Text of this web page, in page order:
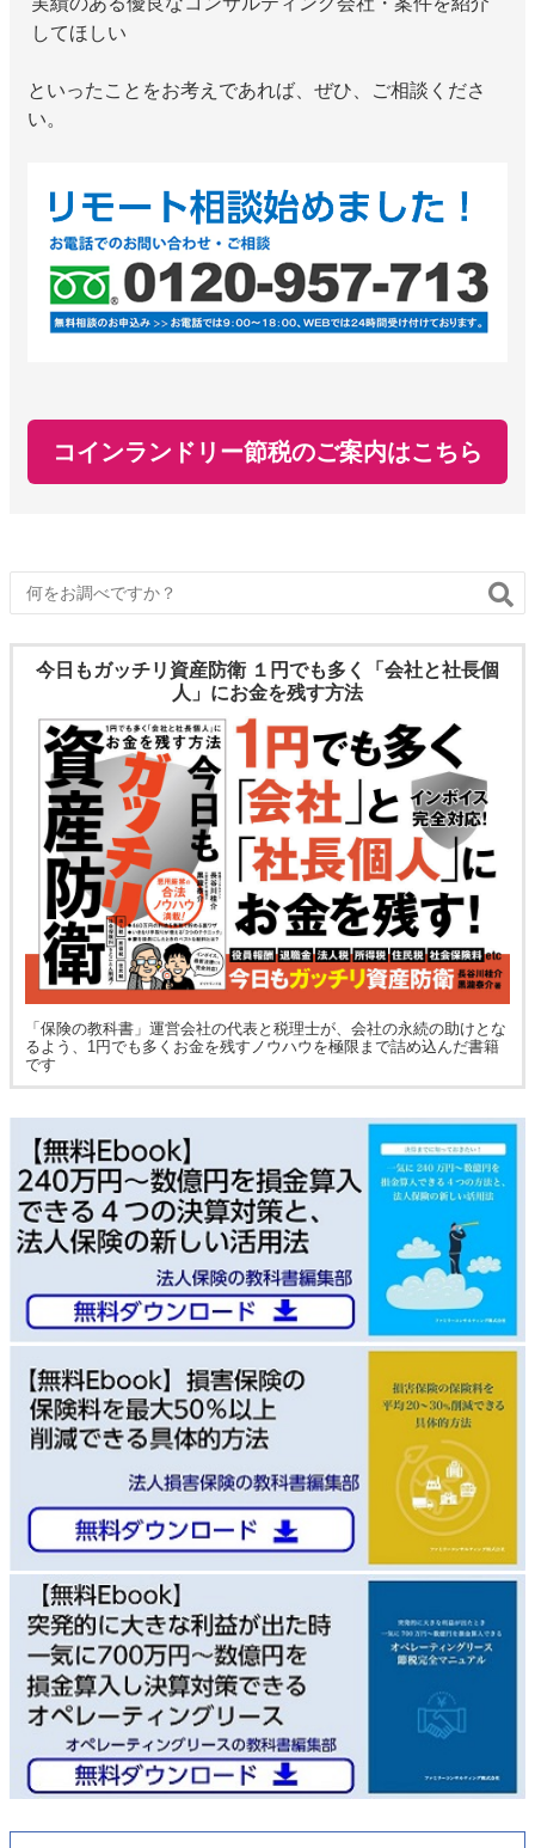
してほしい
といったことをお考えであれば、ぜひ、ご相談くださ
い。
コインランドリー節税のご案内はこちら
今日もガッチリ資産防衛 １円でも多く「会社と社長個
人」にお金を残す方法
「保険の教科書」運営会社の代表と税理士が、会社の永続の助けとな
るよう、1円でも多くお金を残すノウハウを極限まで詰め込んだ書籍
です